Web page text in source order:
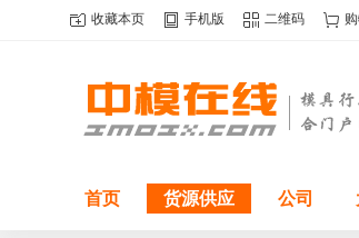
收藏本页 手机版 二维码
首页 货源供应 公司